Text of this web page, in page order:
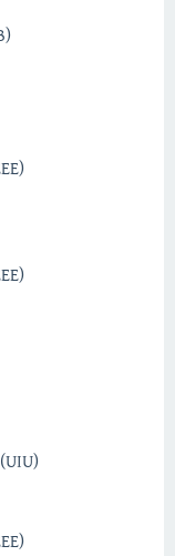
(UIU)